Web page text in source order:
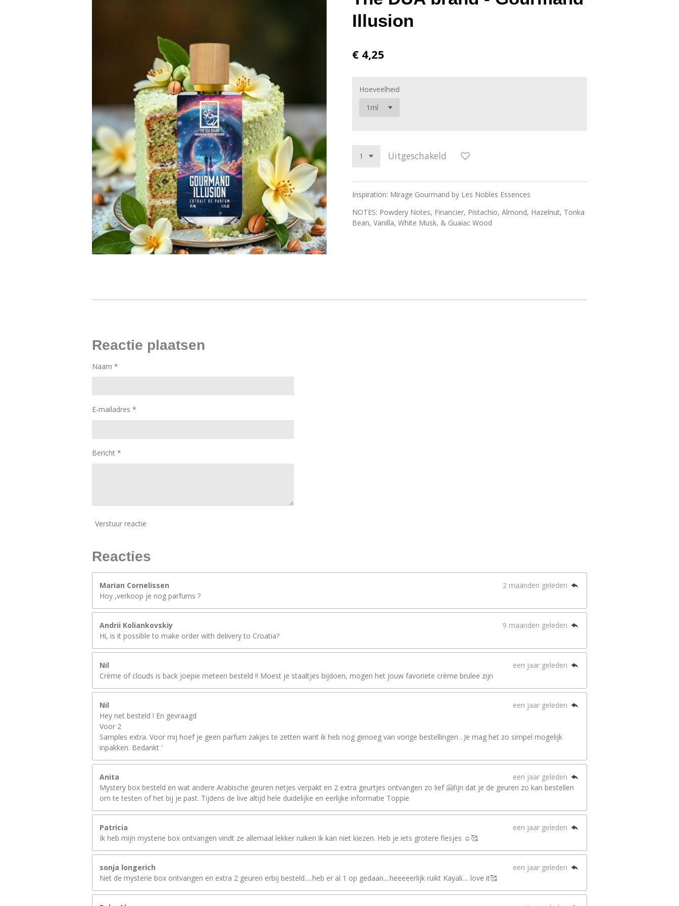
Illusion
€ 4,25
Hoeveelheid
Uitgeschakeld
Inspiration: Mirage Gourmand by Les Nobles Essences
NOTES: Powdery Notes, Financier, Pistachio, Almond, Hazelnut, Tonka
Bean, Vanilla, White Musk, & Guaiac Wood
Reactie plaatsen
Naam *
E-mailadres *
Bericht *
Verstuur reactie
Reacties
Marian Cornelissen
2 maanden geleden
Hoy ,verkoop je nog parfums ?
Andrii Koliankovskiy
9 maanden geleden
Hi, is it possible to make order with delivery to Croatia?
Nil
een jaar geleden
Crème of clouds is back joepie meteen besteld !! Moest je staaltjes bijdoen, mogen het jouw favoriete crème brulee zijn
Nil
een jaar geleden
Hey net besteld ! En gevraagd
Voor 2
Samples extra. Voor mij hoef je geen parfum zakjes te zetten want ik heb nog genoeg van vorige bestellingen . Je mag het zo simpel mogelijk
inpakken. Bedankt '
Anita
een jaar geleden
Mystery box besteld en wat andere Arabische geuren netjes verpakt en 2 extra geurtjes ontvangen zo lief 🤗fijn dat je de geuren zo kan bestellen
om te testen of het bij je past. Tijdens de live altijd hele duidelijke en eerlijke informatie Toppie
Patricia
een jaar geleden
Ik heb mijn mysterie box ontvangen vindt ze allemaal lekker ruiken ik kan niet kiezen. Heb je iets grotere flesjes ☺️🥰
sonja longerich
een jaar geleden
Net de mysterie box ontvangen en extra 2 geuren erbij besteld.....heb er al 1 op gedaan....heeeeerlijk ruikt Kayali.... love it🥰